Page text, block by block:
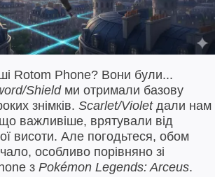
Rotom Phone? Вони були...
Shieldми отримали базову
знімків. Scarlet/Violetдали нам
важливіше, врятували від
висоти. Але погодьтеся, обом
особливо порівняно зі
з Pokémon Legends: Arceus.